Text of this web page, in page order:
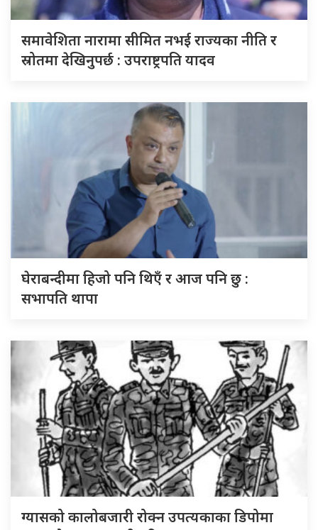
समावेशिता नारामा सीमित नभई राज्यका नीति र
स्रोतमा देखिनुपर्छ : उपराष्ट्रपति यादव
घेराबन्दीमा हिजो पनि थिएँ र आज पनि छु :
सभापति थापा
ग्यासको कालोबजारी रोक्न उपत्यकाका डिपोमा